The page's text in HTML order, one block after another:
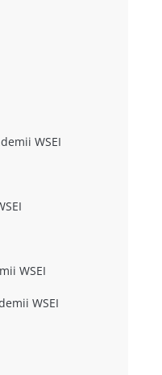
WSEI
WSEI
WSEI